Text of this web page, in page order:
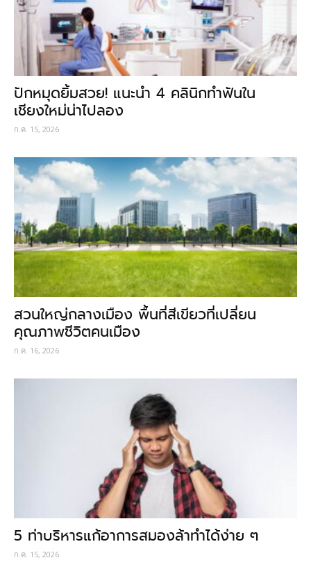
ปักหมุดยิ้มสวย! แนะนำ 4 คลินิกทำฟันใน
เชียงใหม่น่าไปลอง
ก.ค. 15, 2026
สวนใหญ่กลางเมือง พื้นที่สีเขียวที่เปลี่ยน
คุณภาพชีวิตคนเมือง
ก.ค. 16, 2026
5 ท่าบริหารแก้อาการสมองล้าทำได้ง่าย ๆ
ก.ค. 15, 2026